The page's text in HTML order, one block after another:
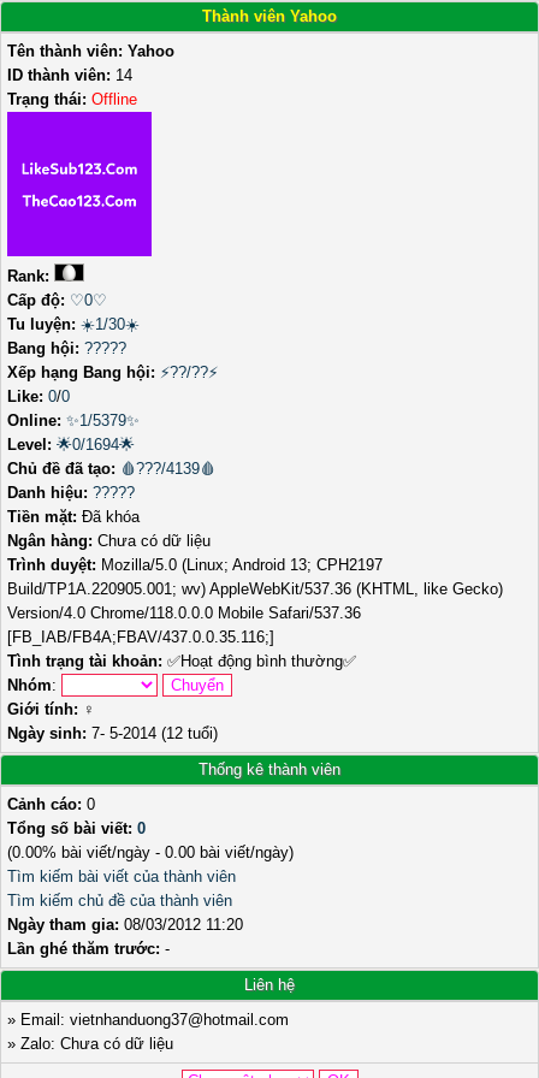
Thành viên Yahoo
Tên thành viên: Yahoo
ID thành viên: 14
Trạng thái: Offline
Rank:
Cấp độ: ♡0♡
Tu luyện: ☀️1/30☀️
Bang hội: ?????
Xếp hạng Bang hội: ⚡??/??⚡
Like: 0/0
Online: ✨1/5379✨
Level: 🌟0/1694🌟
Chủ đề đã tạo: 🩸???/4139🩸
Danh hiệu: ?????
Tiền mặt: Đã khóa
Ngân hàng: Chưa có dữ liệu
Trình duyệt: Mozilla/5.0 (Linux; Android 13; CPH2197
Build/TP1A.220905.001; wv) AppleWebKit/537.36 (KHTML, like Gecko)
Version/4.0 Chrome/118.0.0.0 Mobile Safari/537.36
[FB_IAB/FB4A;FBAV/437.0.0.35.116;]
Tình trạng tài khoản: ✅Hoạt động bình thường✅
Nhóm:
Giới tính: ♀️
Ngày sinh: 7- 5-2014 (12 tuổi)
Thống kê thành viên
Cảnh cáo: 0
Tổng số bài viết: 0
(0.00% bài viết/ngày - 0.00 bài viết/ngày)
Tìm kiếm bài viết của thành viên
Tìm kiếm chủ đề của thành viên
Ngày tham gia: 08/03/2012 11:20
Lần ghé thăm trước: -
Liên hệ
» Email: vietnhanduong37@hotmail.com
» Zalo: Chưa có dữ liệu